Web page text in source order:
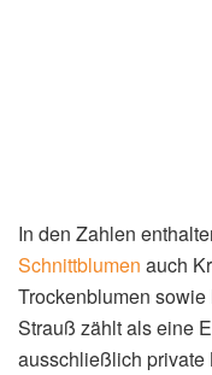
In den Zahlen
Schnittblumen auch
Trockenblumen
Strauß zählt als eine
ausschließlich private